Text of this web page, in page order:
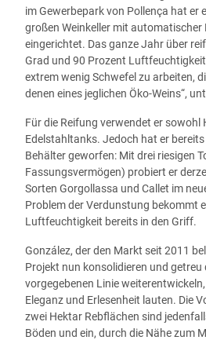
im Gewerbepark von Pollença hat er
großen Weinkeller mit
eingerichtet. Das ganze Jahr über
Grad und 90 Prozent
extrem wenig Schwefel zu arbeiten,
denen eines jeglichen Öko-Weins“,
Für die Reifung verwendet er sowohl
Edelstahltanks. Jedoch hat er
Behälter geworfen: Mit drei riesigen
Fassungsvermögen) probiert er
Sorten Gorgollassa und Callet im
Problem der Verdunstung bekommt
Luftfeuchtigkeit bereits in den Griff.
González, der den Markt seit 2011
Projekt nun konsolidieren und getreu
vorgegebenen Linie
Eleganz und Erlesenheit lauten. Die
zwei Hektar Rebflächen sind
Böden und ein, durch die Nähe zum